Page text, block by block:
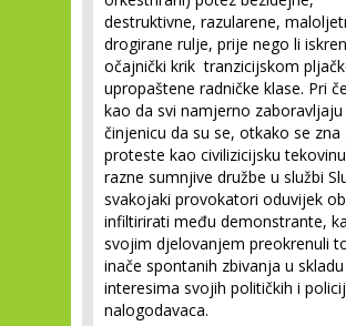
destruktivne, razularene,
drogirane rulje, prije nego li
očajnički krik tranzicijskom
upropaštene radničke klase. Pri
kao da svi namjerno zaboravljaju
činjenicu da su se, otkako se zna
proteste kao civilizicijsku
razne sumnjive družbe u službi
svakojaki provokatori oduvijek
infiltirirati među demonstrante,
svojim djelovanjem preokrenuli
inače spontanih zbivanja u
interesima svojih političkih i
nalogodavaca.